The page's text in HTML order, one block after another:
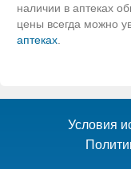
наличии в аптеках
цены всегда можно
аптеках.
Условия